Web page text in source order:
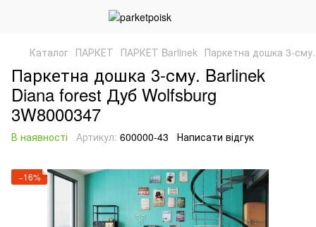
Каталог ПАРКЕТ ПАРКЕТ Barlinek Паркетна дошка 3-
Паркетна дошка 3-сму. Barlinek
Diana forest Дуб Wolfsburg
3W8000347
В наявності Артикул: 600000-43 Написати відгук
−16%